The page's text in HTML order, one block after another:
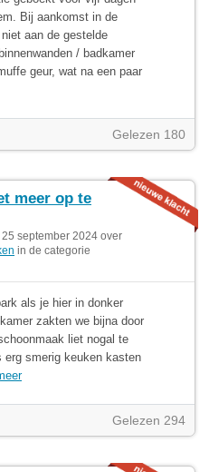
Bij aankomst in de
aan de gestelde
/ badkamer
geur, wat na een paar
Gelezen 180
meer op te
september 2024 over
in de categorie
als je hier in donker
zakten we bijna door
liet nogal te
erg smerig keuken kasten
Gelezen 294